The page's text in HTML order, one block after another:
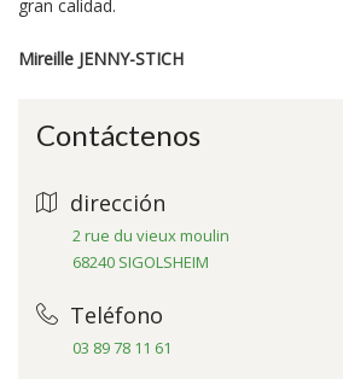
gran calidad.
Mireille JENNY-STICH
Contáctenos
dirección
2 rue du vieux moulin
68240 SIGOLSHEIM
Teléfono
03 89 78 11 61